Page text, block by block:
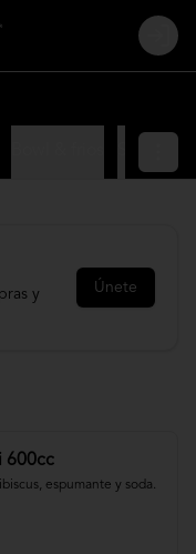
Login
y
Únete
600cc
espumante y soda.